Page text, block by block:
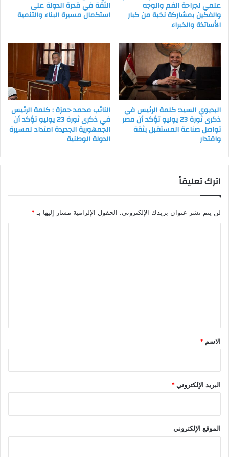
علمي لجراحة الفم والوجه
والفكين بمشاركة نخبة من كبار
الأساتذة والخبراء
الثقة في قدرة الدولة على
استكمال مسيرة البناء والتنمية
البديوي السيد: كلمة الرئيس في
ذكرى ثورة 23 يوليو تؤكد أن مصر
تواصل صناعة المستقبل بثقة
واقتدار
النائب محمد حمزة : كلمة الرئيس
في ذكرى ثورة 23 يوليو تؤكد أن
الجمهورية الجديدة امتداد لمسيرة
الدولة الوطنية
اترك تعليقاً
لن يتم نشر عنوان بريدك الإلكتروني. الحقول الإلزامية مشار إليها بـ*
*
الاسم *
البريد الإلكتروني*
الموقع الإلكتروني